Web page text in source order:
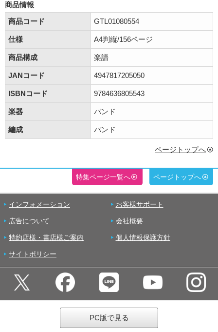
商品情報
商品コード
GTL01080554
仕様 A4判縦/156ページ
商品構成 楽譜
JANコード 4947817205050
ISBNコード 9784636805543
楽器 バンド
編成 バンド
ページトップへ
特集ページ一覧へ ページトップへ
インフォメーション お客様サポート
広告について 会社概要
特約店様・書店様ご案内 個人情報保護方針
サイトポリシー
PC版で見る